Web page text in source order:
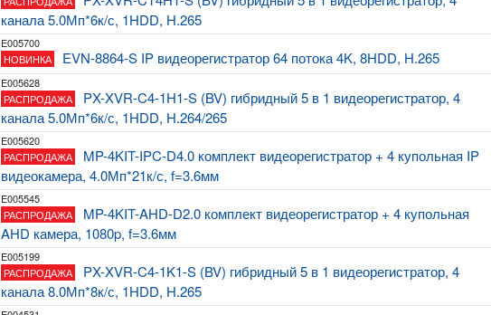
канала 5.0Мп*6к/с, 1HDD, H.265
E005700
НОВИНКА
EVN-8864-S IP видеорегистратор 64 потока 4K, 8HDD, H.265
E005628
РАСПРОДАЖА
PX-XVR-C4-1H1-S (BV) гибридный 5 в 1 видеорегистратор, 4
канала 5.0Мп*6к/с, 1HDD, H.264/265
E005620
РАСПРОДАЖА
MP-4KIT-IPC-D4.0 комплект видеорегистратор + 4 купольная IP
видеокамера, 4.0Мп*21к/с, f=3.6мм
E005545
РАСПРОДАЖА
MP-4KIT-AHD-D2.0 комплект видеорегистратор + 4 купольная
AHD камера, 1080p, f=3.6мм
E005199
РАСПРОДАЖА
PX-XVR-C4-1K1-S (BV) гибридный 5 в 1 видеорегистратор, 4
канала 8.0Мп*8к/с, 1HDD, H.265